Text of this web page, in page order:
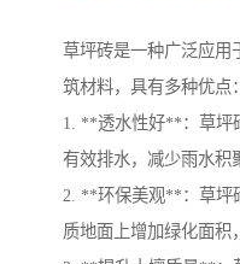
草坪砖是一种广泛应用
筑材料，具有多种优点：
1. **透水性好**：草坪
有效排水，减少雨水积
2. **环保美观**：草坪
质地面上增加绿化面积